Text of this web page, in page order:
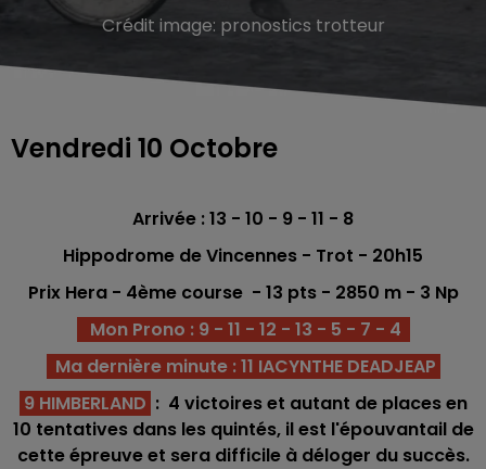
Crédit image: pronostics trotteur
Vendredi 10 Octobre
Arrivée : 13 - 10 - 9 - 11 - 8
Hippodrome de Vincennes - Trot - 20h15
Prix Hera - 4ème course - 13 pts - 2850 m - 3 Np
Mon Prono : 9 - 11 - 12 - 13 - 5 - 7 - 4
Ma dernière minute : 11 IACYNTHE DEADJEAP
9 HIMBERLAND : 4 victoires et autant de places en
10 tentatives dans les quintés, il est l'épouvantail de
cette épreuve et sera difficile à déloger du succès.